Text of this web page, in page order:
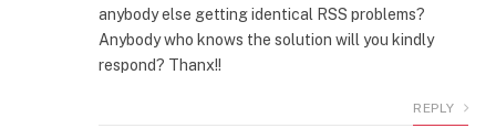
anybody else getting identical RSS problems?
Anybody who knows the solution will you kindly
respond? Thanx!!
REPLY